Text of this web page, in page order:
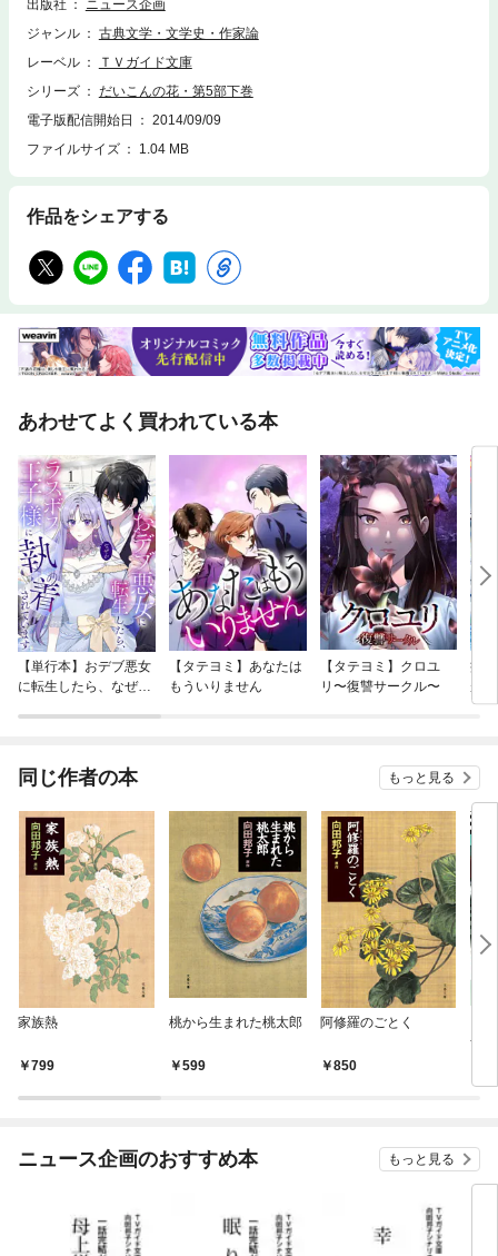
子、牟田悌三、春川ますみ、榊原郁恵、長谷川哲夫、真屋順子、坪田直
子、金子信雄、入川保則、久我美子、志村喬ほか。演出・山内和郎、大村
単独執筆。全２６回。下巻は第１４～２６話を収録。
出版社
ニュース企画
ジャンル
古典文学・文学史・作家論
レーベル
ＴＶガイド文庫
シリーズ
だいこんの花・第5部下巻
電子版配信開始日
2014/09/09
ファイルサイズ
1.04 MB
作品をシェアする
あわせてよく買われている本
【単行本】おデブ悪女
に転生したら、なぜか
【タテヨミ】あなたは
もういりません
【タテヨミ】クロユ
リ〜復讐サークル〜
病
が
ぎ
同じ作者の本 もっと見る
家族熱
799
桃から生まれた桃太郎
599
阿修羅のごとく
850
ナ
ニュース企画のおすすめ本 もっと見る